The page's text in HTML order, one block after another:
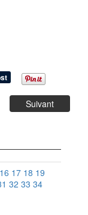
Suivant
16 17 18 19
32 33 34